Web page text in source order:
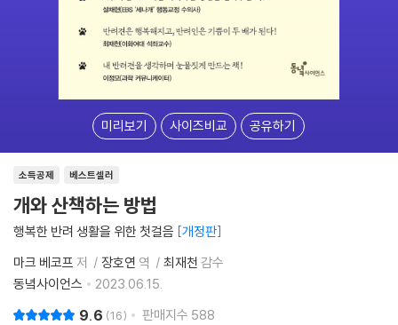
미리보기 사이즈비교 공유하기
소득공제 베스트셀러
개와 산책하는 방법
행복한 반려 생활을 위한 첫걸음 개정판
마크 베코프 저 장호연 역 최재천 감수
동녘사이언스
2023.06.15.
9.6 16 판매지수 588